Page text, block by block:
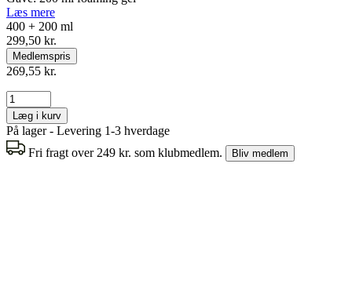
Læs mere
400 + 200 ml
299,50 kr.
Medlemspris
269,55 kr.
Læg i kurv
På lager - Levering 1-3 hverdage
Fri fragt over 249 kr. som klubmedlem.
Bliv medlem